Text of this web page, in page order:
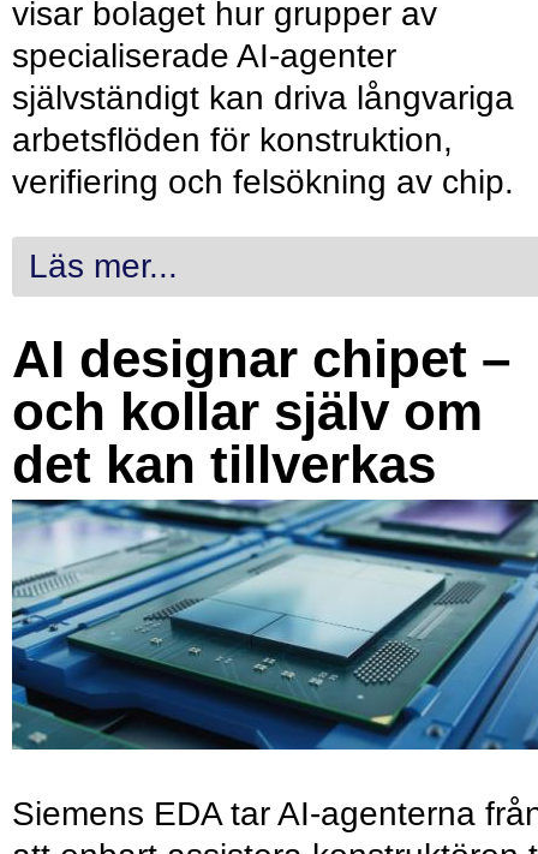
visar bolaget hur grupper av
specialiserade AI-agenter
självständigt kan driva långvariga
arbetsflöden för konstruktion,
verifiering och felsökning av chip.
Läs mer...
AI designar chipet –
och kollar själv om
det kan tillverkas
Siemens EDA tar AI-agenterna